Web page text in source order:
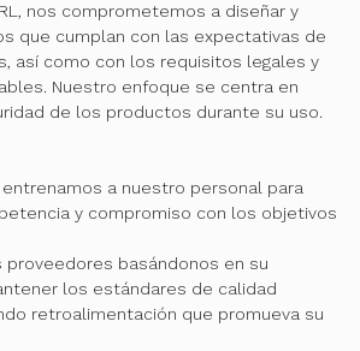
nos comprometemos a diseñar y
que cumplan con las expectativas de
así como con los requisitos legales y
Nuestro enfoque se centra en
de los productos durante su uso.
entrenamos a nuestro personal para
y compromiso con los objetivos
proveedores basándonos en su
los estándares de calidad
retroalimentación que promueva su